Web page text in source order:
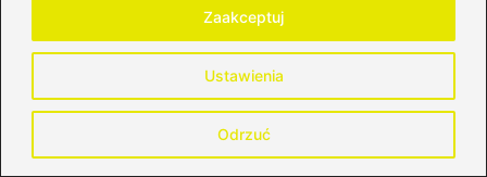
Ustawienia
Odrzuć
Zaakceptuj
Adres email*